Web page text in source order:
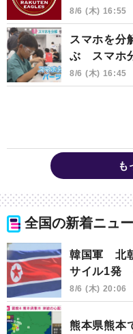
8/6 (木) 16:55
スマホを分
ぶ スマホ
8/6 (木) 16:45
も
全国の新着ニュ
韓国軍 北
サイル1発
8/6 (木) 20:06
熊本県熊本